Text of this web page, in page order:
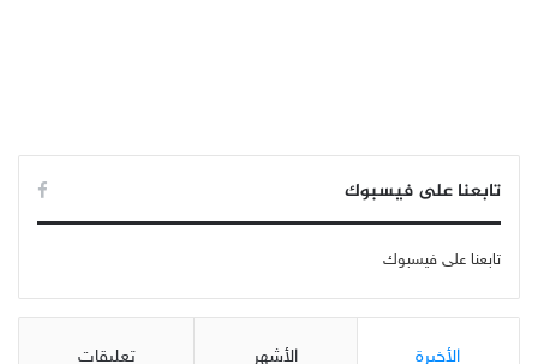
تابعنا على فيسبوك
تابعنا على فيسبوك
الأخيرة الأشهر تعليقات